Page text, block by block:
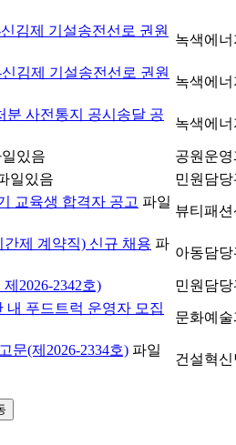
김제 기설송전선로 권원
녹색에
김제 기설송전선로 권원
녹색에
분 사전통지 공시송달 공
녹색에
있음 공원운영
일있음 민원담당
교육생 합격자 공고 파일
뷰티패
제 계약직) 신규 채용 파
아동담당
2026-2342호) 민원담당
내 푸드트럭 운영자 모집
문화예술
문(제2026-2334호) 파일
건설혁